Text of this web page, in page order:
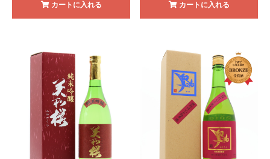
カートに入れる カートに入れる